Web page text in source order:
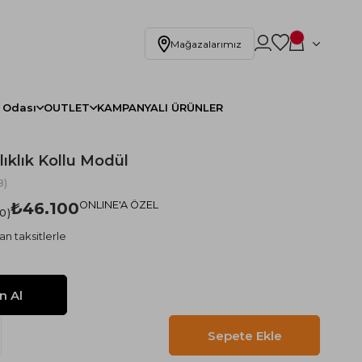
Mağazalarımız
OUTLET KAMPANYALI ÜRÜNLER
Kollu Modül
₺46.100
taksitlerle
ONLINE'A ÖZEL